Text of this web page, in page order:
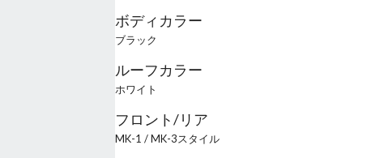
ボディカラー
ブラック
ルーフカラー
ホワイト
フロント/リア
MK-1 / MK-3スタイル